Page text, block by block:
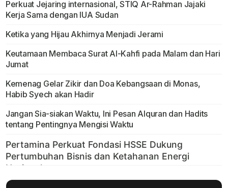
Perkuat Jejaring internasional, STIQ Ar-Rahman Jajaki
Kerja Sama dengan IUA Sudan
Ketika yang Hijau Akhirnya Menjadi Jerami
Keutamaan Membaca Surat Al-Kahfi pada Malam dan Hari
Jumat
Kemenag Gelar Zikir dan Doa Kebangsaan di Monas,
Habib Syech akan Hadir
Jangan Sia-siakan Waktu, Ini Pesan Alquran dan Hadits
tentang Pentingnya Mengisi Waktu